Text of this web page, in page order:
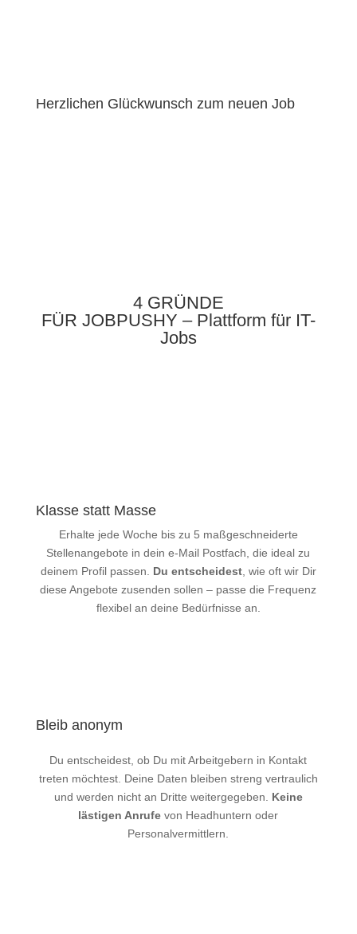
Herzlichen Glückwunsch zum neuen Job
4 GRÜNDE
FÜR JOBPUSHY – Plattform für IT-
Jobs
Klasse statt Masse
Erhalte jede Woche bis zu 5 maßgeschneiderte
Stellenangebote in dein e-Mail Postfach, die ideal zu
deinem Profil passen. Du entscheidest, wie oft wir Dir
diese Angebote zusenden sollen – passe die Frequenz
flexibel an deine Bedürfnisse an.
Bleib anonym
Du entscheidest, ob Du mit Arbeitgebern in Kontakt
treten möchtest. Deine Daten bleiben streng vertraulich
und werden nicht an Dritte weitergegeben. Keine
lästigen Anrufe von Headhuntern oder
Personalvermittlern.